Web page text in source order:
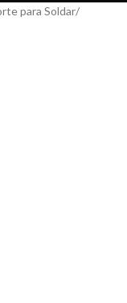
para Soldar